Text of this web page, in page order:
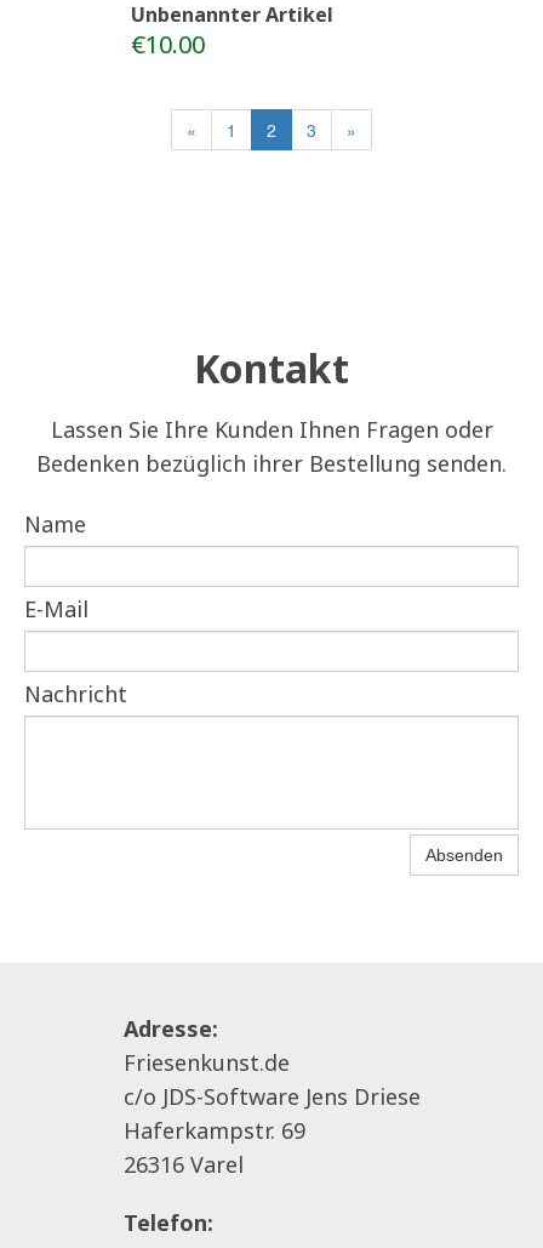
Unbenannter Artikel
€10.00
« 1 2 3 »
Kontakt
Lassen Sie Ihre Kunden Ihnen Fragen oder
Bedenken bezüglich ihrer Bestellung senden.
Name
E-Mail
Nachricht
Absenden
Adresse:
Friesenkunst.de
c/o JDS-Software Jens Driese
Haferkampstr. 69
26316 Varel
Telefon: